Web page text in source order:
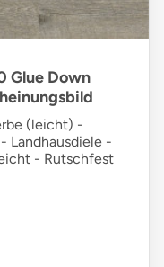
Glue Down
(leicht) -
Landhausdiele -
- Rutschfest